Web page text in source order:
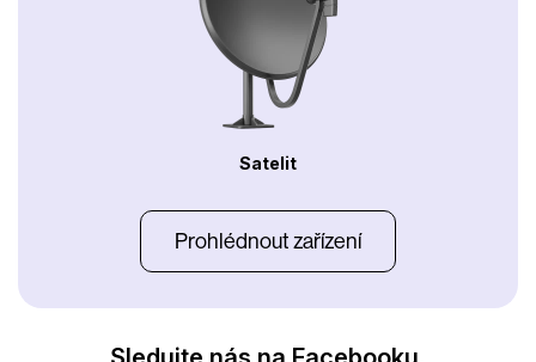
Satelit
Prohlédnout zařízení